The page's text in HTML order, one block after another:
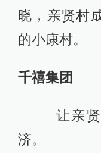
晓，亲贤村
的小康村。
千禧集团
让亲贤村
济。